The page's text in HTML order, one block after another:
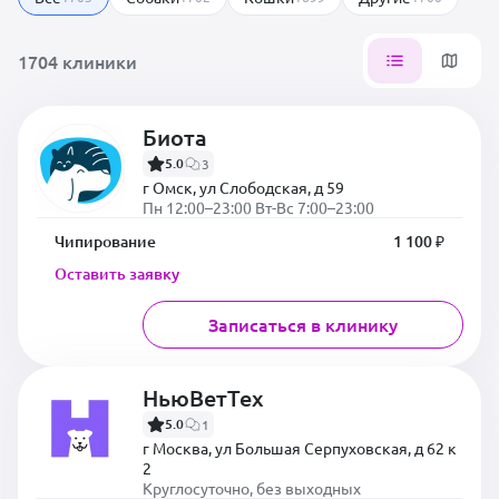
1704 клиники
Биота
5.0 3
г Омск, ул Слободская, д 59
Пн 12:00–23:00 Вт-Вс 7:00–23:00
Чипирование
1 100 ₽
Оставить заявку
Записаться в клинику
НьюВетТех
5.0 1
г Москва, ул Большая Серпуховская, д 62 к
2
Круглосуточно, без выходных